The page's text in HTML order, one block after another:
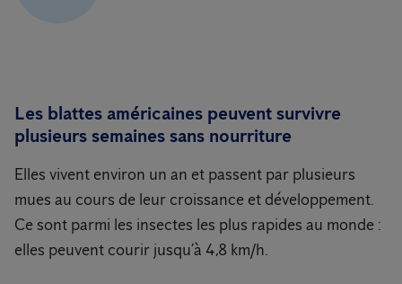
Les blattes américaines peuvent survivre
plusieurs semaines sans nourriture
Elles vivent environ un an et passent par plusieurs
mues au cours de leur croissance et développement.
Ce sont parmi les insectes les plus rapides au monde :
elles peuvent courir jusqu’à 4,8 km/h.